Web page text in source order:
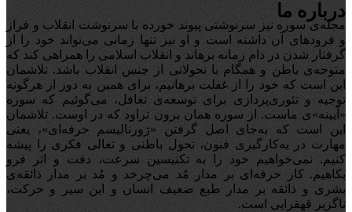
درباره ما
مجله‌ی سوره نیز سرنوشتی پیوند خورده با سرنوشت انقلاب و فراز
و فرودهای آن داشته است و او نیز تنها زمانی می‌تواند خود را از
گرفتار شدن در دام زمانه برهاند و انقلاب اسلامی را همراهی کند که
متوجه‌ی باطن و همگام با تحولاتی از جنس انقلاب باشد. تلاشمان
این است که خود را از غفلت برهانیم، برای همین به دور از هرگونه
توجیه‌ و تئوری‌پردازی برای توسعه‌ی تغافل،‌ می‌گوئیم که سوره
«آیینه‌»ی ماست. از سوره همان برون تراود که در اوست. تلاشمان
این است که به‌جای اصل گرفتن «ژورنالیسم حرفه‌ای»، یعنی
مهارت در به‌کارگیری فنون، تحول باطنی و تعالی فکری را پیشه
کنیم. نمی‌خواهیم خود را به تکنیسین سرعت، دقت و اثر فرو
بکاهیم. کار حرفه‌ای بر مدار مُد می‌چرخد و مُد بر مدار ذائقه‌ی
بشری و ذائقه بر مدار طبع ضعیف انسان و این سیر و حرکت،
ناگزیر قهقرایی است.